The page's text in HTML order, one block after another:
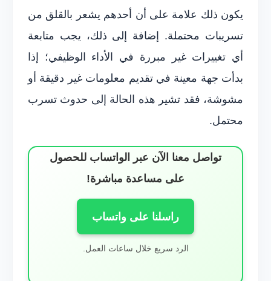
يكون ذلك علامة على أن أحدهم يشعر بالقلق من
تسريبات محتملة. إضافة إلى ذلك، يجب متابعة
أي تغييرات غير مبررة في الأداء الوظيفي؛ إذا
بدأت جهة معينة في تقديم معلومات غير دقيقة أو
مشوشة، فقد تشير هذه الحالة إلى حدوث تسرب
محتمل.
تواصل معنا الآن عبر الواتساب للحصول
على مساعدة مباشرة!
راسلنا على واتساب
الرد سريع خلال ساعات العمل.